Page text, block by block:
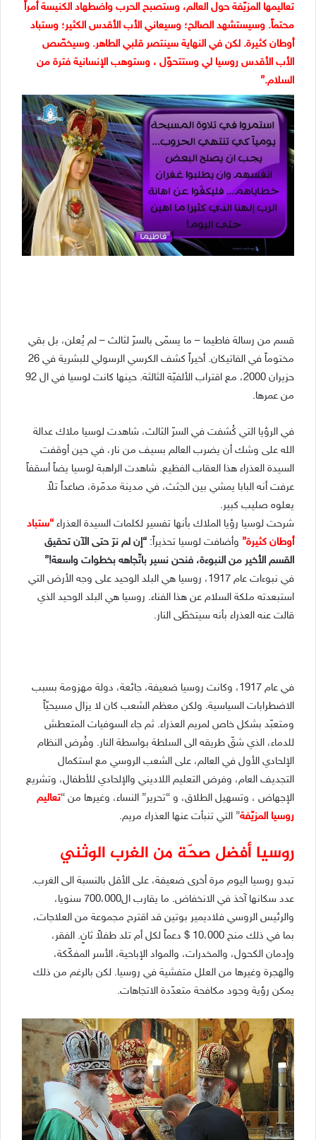
تعاليمها المزيّفة حول العالم، وستصبح الحرب واضطهاد الكنيسة أمراً
محتماً. وسيستشهد الصالح؛ وسيعاني الأب الأقدس الكثير؛ وستباد
أوطان كثيرة. لكن في النهاية سينتصر قلبي الطاهر. وسيخصّص
الأب الأقدس روسيا لي وستتحوّل ، وستوهب الإنسانية فترة من
السلام.”
قسم من رسالة فاطيما – ما يسمّى بالسرّ لثالث – لم يُعلن، بل بقي
مختوماً في الفاتيكان. أخيراً كشف الكرسي الرسولي للبشرية في 26
حزيران 2000، مع اقتراب الألفيّة الثالثة. حينها كانت لوسيا في ال 92
من عمرها.
في الرؤيا التي كُشفت في السرّ الثالث، شاهدت لوسيا ملاك عدالة
الله على وشك أن يضرب العالم بسيف من نار، في حين أوقفت
السيدة العذراء هذا العقاب الفظيع. شاهدت الراهبة لوسيا يضاً أسقفاً
عرفت أنه البابا يمشي بين الجثث، في مدينة مدمّرة، صاعداً تلاً
يعلوه صليب كبير.
شرحت لوسيا رؤيا الملاك بأنها تفسير لكلمات السيدة العذراء “ستباد
أوطان كثيرة” وأضافت لوسيا تحذيراً: “إن لم نرَ حتى الآن تحقيق
القسم الأخير من النبوءة، فنحن نسير باتّجاهه بخطوات واسعة!”
في نبوءات عام 1917، روسيا هي البلد الوحيد على وجه الأرض التي
استبعدته ملكة السلام عن هذا الفناء. روسيا هي البلد الوحيد الذي
قالت عنه العذراء بأنه سيتخطّى النار.
في عام 1917، وكانت روسيا ضعيفة، جائعة، دولة مهزومة بسبب
الاضطرابات السياسية. ولكن معظم الشعب كان لا يزال مسيحيّاً
ومتعبّد بشكل خاص لمريم العذراء. ثم جاء السوفيات المتعطش
للدماء، الذي شقّ طريقه الى السلطة بواسطة النار. وفُرض النظام
الإلحادي الأول في العالم، على الشعب الروسي مع استكمال
التجديف العام، وفرض التعليم اللاديني والإلحادي للأطفال، وتشريع
الإجهاض ، وتسهيل الطلاق، و “تحرير” النساء، وغيرها من “تعاليم
روسيا المزيّفة” التي تنبأت عنها العذراء مريم.
روسيا أفضل صحّة من الغرب الوثني
تبدو روسيا اليوم مرة أخرى ضعيفة، على الأقل بالنسبة الى الغرب.
عدد سكانها آخذ في الانخفاض. ما يقارب ال700،000 سنويا،
والرئيس الروسي فلاديمير بوتين قد اقترح مجموعة من العلاجات،
بما في ذلك منح 10،000 $ دعماً لكل أم تلد طفلاً ثانٍ. الفقر،
وإدمان الكحول، والمخدرات، والمواد الإباحية، الأسر المفكّكة،
والهجرة وغيرها من العلل متفشية في روسيا. لكن بالرغم من ذلك
يمكن رؤية وجود مكافحة متعدّدة الاتجاهات.